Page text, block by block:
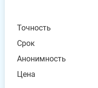
Точность
Срок
Анонимность
Цена